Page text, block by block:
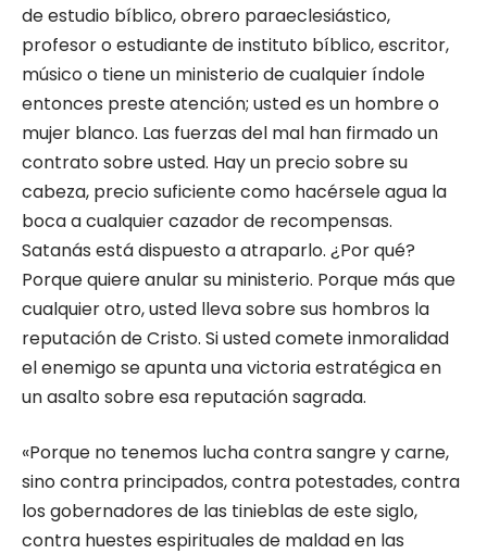
de estudio bíblico, obrero paraeclesiástico,
profesor o estudiante de instituto bíblico, escritor,
músico o tiene un ministerio de cualquier índole
entonces preste atención; usted es un hombre o
mujer blanco. Las fuerzas del mal han firmado un
contrato sobre usted. Hay un precio sobre su
cabeza, precio suficiente como hacérsele agua la
boca a cualquier cazador de recompensas.
Satanás está dispuesto a atraparlo. ¿Por qué?
Porque quiere anular su ministerio. Porque más que
cualquier otro, usted lleva sobre sus hombros la
reputación de Cristo. Si usted comete inmoralidad
el enemigo se apunta una victoria estratégica en
un asalto sobre esa reputación sagrada.
«Porque no tenemos lucha contra sangre y carne,
sino contra principados, contra potestades, contra
los gobernadores de las tinieblas de este siglo,
contra huestes espirituales de maldad en las